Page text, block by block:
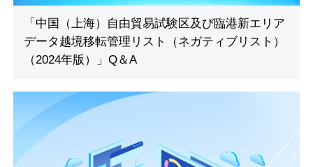
「中国（上海）自由貿易試験区及び臨港新エリア
データ越境移転管理リスト（ネガティブリスト）
（2024年版）」Q＆A